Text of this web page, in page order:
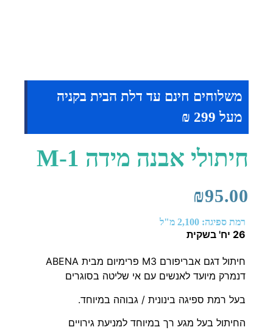
משלוחים חינם עד דלת הבית בקניה
מעל 299 ₪
חיתולי אבנה מידה M-1
₪95.00
רמת ספיגה: 2,100 מ"ל
26 יח' בשקית
חיתול דגם אבריפורם M3 פרימיום מבית ABENA
דנמרק מיועד לאנשים עם אי שליטה בסוגרים
בעל רמת ספיגה בינונית / גבוהה במיוחד.
החיתול בעל מגע רך במיוחד למניעת גירויים